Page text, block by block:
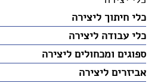
כלי חיתוך ליצירה
כלי עבודה ליצירה
ספוגים ומכחולים ליצירה
אביזרים ליצירה